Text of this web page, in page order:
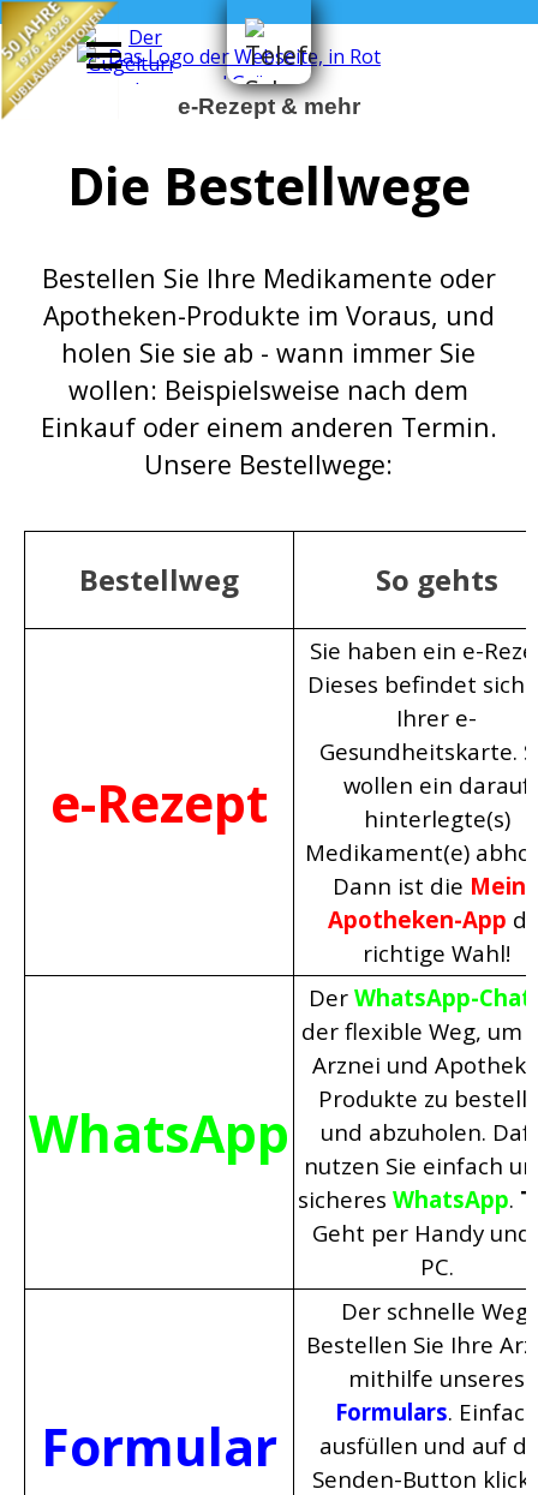
JAHRE
1976 - 2026
JUBILÄUMSAKTIONEN
Direkt zum Seiteninhalt
e-Rezept & mehr
Die Bestellwege
Bestellen Sie Ihre Medikamente oder
Apotheken-Produkte im Voraus, und
holen Sie sie ab - wann immer Sie
wollen: Beispielsweise nach dem
Einkauf oder einem anderen Termin.
Unsere Bestellwege:
Bestellweg So gehts
e-Rezept
Sie haben ein e-
Dieses befindet sich
Ihrer e-
Gesundheitskarte.
wollen ein darauf
hinterlegte(s)
Medikament(e)
Dann ist die
Apotheken-App
richtige Wahl!
WhatsApp
Der WhatsApp-Chat
der flexible Weg, um
Arznei und
Produkte zu
und abzuholen.
nutzen Sie einfach
sicheres WhatsApp.
Geht per Handy und
PC.
Formular
Der schnelle Weg:
Bestellen Sie Ihre
mithilfe unseres
Formulars. Einfach
ausfüllen und auf
Senden-Button